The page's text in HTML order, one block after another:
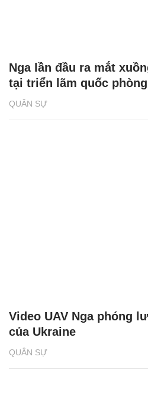
QUÂN SỰ
Nga lần đầu ra mắt
tại triển lãm quốc phòng
QUÂN SỰ
Video UAV Nga phóng
của Ukraine